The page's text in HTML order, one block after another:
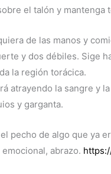
el talón y mantenga
de las manos y
y dos débiles. Sige
la región torácica.
atrayendo la sangre y
y garganta.
pecho de algo que ya
abrazo.